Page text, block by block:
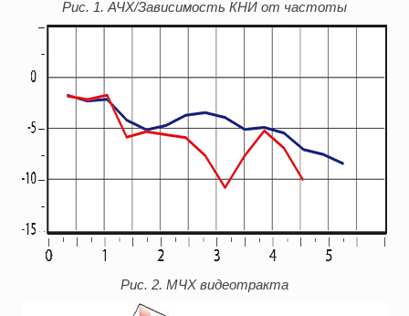
Рис. 1. АЧХ/Зависимость КНИ от частоты
Рис. 2. МЧХ видеотракта